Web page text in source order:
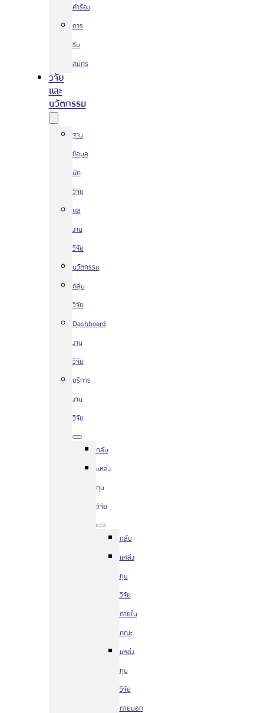
คำร้อง
การ
รับ
สมัคร
วิจัย
และ
นวัตกรรม
ฐาน
ข้อมูล
นัก
วิจัย
ผล
งาน
วิจัย
นวัตกรรม
กลุ่ม
วิจัย
Dashboard
งาน
วิจัย
บริการ
งาน
วิจัย
กลับ
แหล่ง
ทุน
วิจัย
กลับ
แหล่ง
ทุน
วิจัย
ภายใน
คณะ
แหล่ง
ทุน
วิจัย
ภายนอก